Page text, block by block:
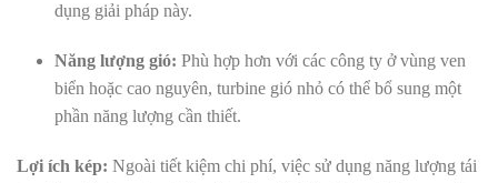
dụng giải pháp này.
Năng lượng gió: Phù hợp hơn với các công ty ở vùng ven
biển hoặc cao nguyên, turbine gió nhỏ có thể bổ sung một
phần năng lượng cần thiết.
Lợi ích kép: Ngoài tiết kiệm chi phí, việc sử dụng năng lượng tái